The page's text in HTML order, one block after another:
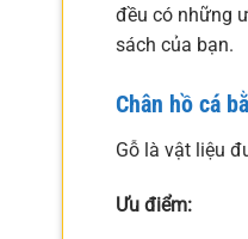
đều có những
sách của bạn.
Chân hồ cá
Gỗ là vật liệu
Ưu điểm: